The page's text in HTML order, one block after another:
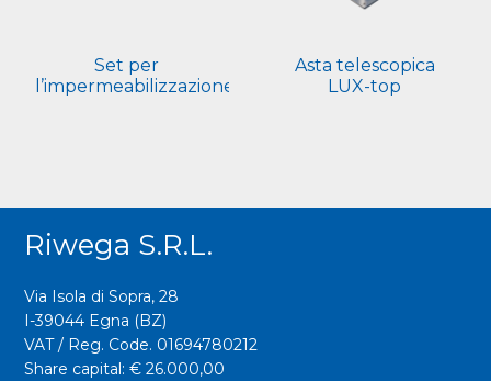
Set per
l’impermeabilizzazione
Asta telescopica
LUX-top
Riwega S.r.l.
Via Isola di Sopra, 28
I-39044 Egna (BZ)
VAT / Reg. Code. 01694780212
Share capital: € 26.000,00